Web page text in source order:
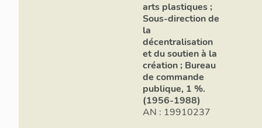
Les membres
région. Pour
personnes
du comité
d’architecte en
président de la
culturelles
personnes
par la Région) ;
arts plastiques ;
Sous-direction de
la
décentralisation
et du soutien à la
création ; Bureau
de commande
publique, 1 %.
(1956-1988)
AN : 19910237